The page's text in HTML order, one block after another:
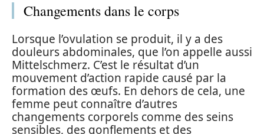
Changements dans le corps
Lorsque l’ovulation se produit, il y a des
douleurs abdominales, que l’on appelle aussi
Mittelschmerz. C’est le résultat d’un
mouvement d’action rapide causé par la
formation des œufs. En dehors de cela, une
femme peut connaître d’autres
changements corporels comme des seins
sensibles, des gonflements et des